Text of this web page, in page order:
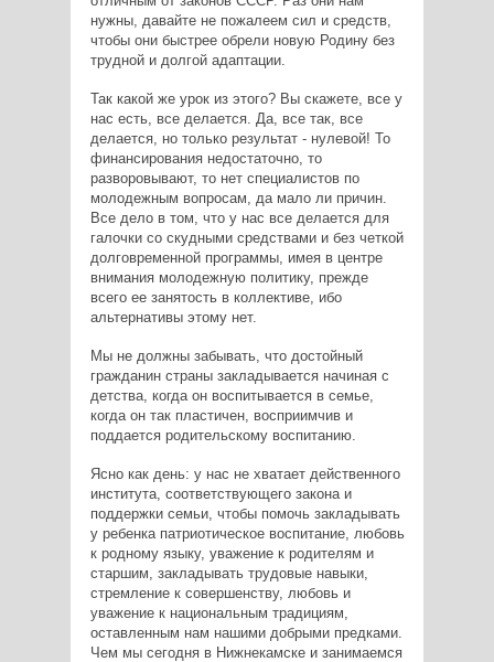
нужны, давайте не пожалеем сил и средств,
чтобы они быстрее обрели новую Родину без
трудной и долгой адаптации.
Так какой же урок из этого? Вы скажете, все у
нас есть, все делается. Да, все так, все
делается, но только результат - нулевой! То
финансирования недостаточно, то
разворовывают, то нет специалистов по
молодежным вопросам, да мало ли причин.
Все дело в том, что у нас все делается для
галочки со скудными средствами и без четкой
долговременной программы, имея в центре
внимания молодежную политику, прежде
всего ее занятость в коллективе, ибо
альтернативы этому нет.
Мы не должны забывать, что достойный
гражданин страны закладывается начиная с
детства, когда он воспитывается в семье,
когда он так пластичен, восприимчив и
поддается родительскому воспитанию.
Ясно как день: у нас не хватает действенного
института, соответствующего закона и
поддержки семьи, чтобы помочь закладывать
у ребенка патриотическое воспитание, любовь
к родному языку, уважение к родителям и
старшим, закладывать трудовые навыки,
стремление к совершенству, любовь и
уважение к национальным традициям,
оставленным нам нашими добрыми предками.
Чем мы сегодня в Нижнекамске и занимаемся